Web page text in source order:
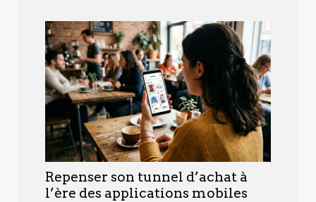
Repenser son tunnel d’achat à
l’ère des applications mobiles